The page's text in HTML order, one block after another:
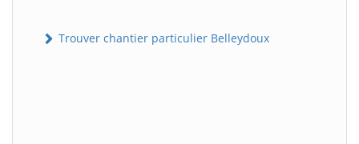
Trouver chantier particulier Belleydoux